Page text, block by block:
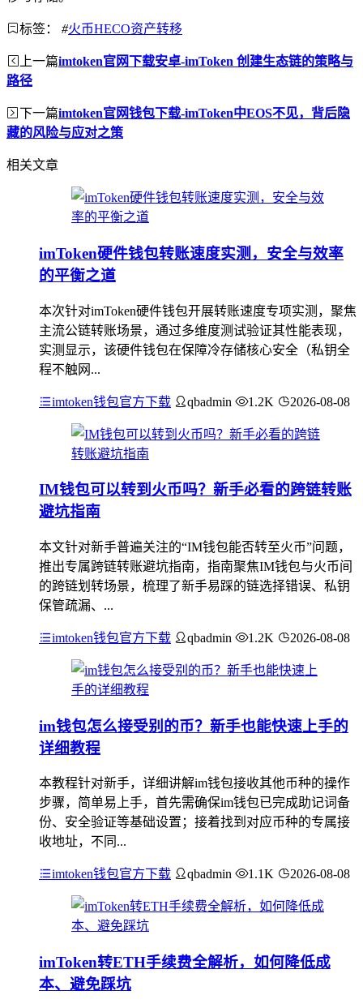
标签： #火币HECO资产转移
上一篇imtoken官网下载安卓-imToken 创建生态链的策略与
路径
下一篇imtoken官网钱包下载-imToken中EOS不见，背后隐
藏的风险与应对之策
相关文章
imToken硬件钱包转账速度实测，安全与效率
的平衡之道
本次针对imToken硬件钱包开展转账速度专项实测，聚焦
主流公链转账场景，通过多维度测试验证其性能表现，
实测显示，该硬件钱包在保障冷存储核心安全（私钥全
程不触网...
imtoken钱包官方下载 qbadmin 1.2K 2026-08-08
IM钱包可以转到火币吗？新手必看的跨链转账
避坑指南
本文针对新手普遍关注的“IM钱包能否转至火币”问题，
推出专属跨链转账避坑指南，指南聚焦IM钱包与火币间
的跨链划转场景，梳理了新手易踩的链选择错误、私钥
保管疏漏、...
imtoken钱包官方下载 qbadmin 1.2K 2026-08-08
im钱包怎么接受别的币？新手也能快速上手的
详细教程
本教程针对新手，详细讲解im钱包接收其他币种的操作
步骤，简单易上手，首先需确保im钱包已完成助记词备
份、安全验证等基础设置；接着找到对应币种的专属接
收地址，不同...
imtoken钱包官方下载 qbadmin 1.1K 2026-08-08
imToken转ETH手续费全解析，如何降低成
本、避免踩坑